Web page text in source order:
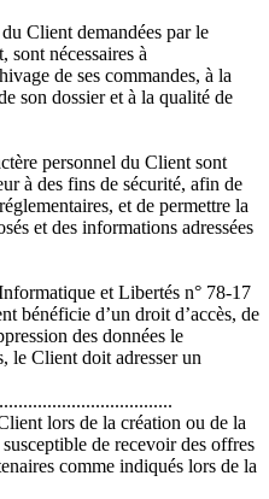
Client demandées par le
sont nécessaires à
de ses commandes, à la
son dossier et à la qualité de
personnel du Client sont
à des fins de sécurité, afin de
et de permettre la
et des informations adressées
et Libertés n° 78-17
bénéficie d’un droit d’accès, de
des données le
le Client doit adresser un
lors de la création ou de la
de recevoir des offres
comme indiqués lors de la